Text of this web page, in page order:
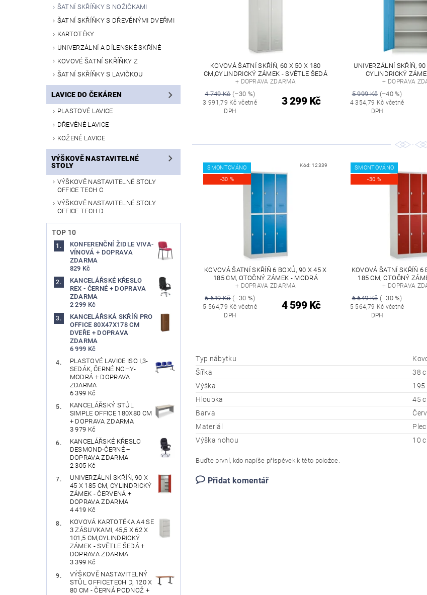
ŠATNÍ SKŘÍŇKY S NOŽIČKAMI
ŠATNÍ SKŘÍŇKY S DŘEVĚNÝMI DVEŘMI
KARTOTÉKY
UNIVERZÁLNÍ A DÍLENSKÉ SKŘÍNĚ
KOVOVÉ ŠATNÍ SKŘÍŇKY Z
ŠATNÍ SKŘÍŇKY S LAVIČKOU
LAVICE DO ČEKÁREN
PLASTOVÉ LAVICE
DŘEVĚNÉ LAVICE
KOŽENÉ LAVICE
VÝŠKOVĚ NASTAVITELNÉ
STOLY
VÝŠKOVĚ NASTAVITELNÉ STOLY
OFFICE TECH C
VÝŠKOVĚ NASTAVITELNÉ STOLY
OFFICE TECH D
TOP 10
KONFERENČNÍ ŽIDLE VIVA-
VÍNOVÁ + DOPRAVA
ZDARMA
829 Kč
KANCELÁŘSKÉ KŘESLO
REX - ČERNÉ + DOPRAVA
ZDARMA
2 299 Kč
KANCELÁŘSKÁ SKŘÍŇ PRO
OFFICE 80X47X178 CM
DVEŘE + DOPRAVA
ZDARMA
6 999 Kč
PLASTOVÉ LAVICE ISO I,3-
SEDÁK, ČERNÉ NOHY-
MODRÁ + DOPRAVA
ZDARMA
6 399 Kč
KANCELÁŘSKÝ STŮL
SIMPLE OFFICE 180X80 CM
+ DOPRAVA ZDARMA
3 979 Kč
KANCELÁŘSKÉ KŘESLO
DESMOND-ČERNÉ +
DOPRAVA ZDARMA
2 305 Kč
UNIVERZÁLNÍ SKŘÍŇ, 90 X
45 X 185 CM, CYLINDRICKÝ
ZÁMEK - ČERVENÁ +
DOPRAVA ZDARMA
4 419 Kč
KOVOVÁ KARTOTÉKA A4 SE
3 ZÁSUVKAMI, 45,5 X 62 X
101,5 CM,CYLINDRICKÝ
ZÁMEK - SVĚTLE ŠEDÁ +
DOPRAVA ZDARMA
3 399 Kč
VÝŠKOVĚ NASTAVITELNÝ
STŮL OFFICETECH D, 120 X
80 CM - ČERNÁ PODNOŽ +
KOVOVÁ ŠATNÍ SKŘÍŇ, 60 X 50 X 180
CM,CYLINDRICKÝ ZÁMEK - SVĚTLE ŠEDÁ
+ DOPRAVA ZDARMA
4 749 Kč(–30 %)
3 991,79 Kč včetně
DPH
3 299 Kč
UNIVERZÁLNÍ SKŘÍŇ,
CYLINDRICKÝ
+ DOPRAVA
5 999 Kč(–40 %)
4 354,79 Kč včetně
DPH
SMONTOVÁNO
-30 %
Kód: 12339
KOVOVÁ ŠATNÍ SKŘÍŇ 6 BOXŮ, 90 X 45 X
185 CM, OTOČNÝ ZÁMEK - MODRÁ
+ DOPRAVA ZDARMA
6 649 Kč(–30 %)
5 564,79 Kč včetně
DPH
4 599 Kč
SMONTOVÁNO
-30 %
KOVOVÁ ŠATNÍ SKŘÍŇ 6
185 CM, OTOČNÝ
+ DOPRAVA
6 649 Kč(–30 %)
5 564,79 Kč včetně
DPH
Typ nábytku
Šířka
38
Výška
195
Hloubka
45
Barva
Materiál
Výška nohou
10
Buďte první, kdo napíše příspěvek k této položce.
Přidat komentář